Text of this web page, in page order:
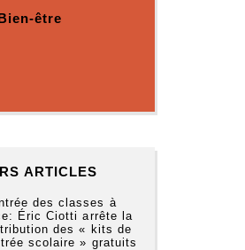
être
ARTICLES
des classes à
Éric Ciotti arrête la
des « kits de
scolaire » gratuits